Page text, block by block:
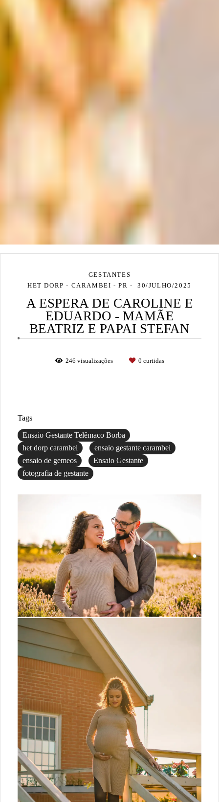
GESTANTES
HET DORP - CARAMBEI - PR
30/JULHO/2025
A ESPERA DE CAROLINE E
EDUARDO - MAMÃE
BEATRIZ E PAPAI STEFAN
246 visualizações 0 curtidas
Tags
Ensaio Gestante Telêmaco Borba
het dorp carambei
ensaio gestante carambei
ensaio de gemeos
Ensaio Gestante
fotografia de gestante